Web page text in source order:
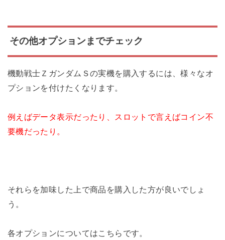
その他オプションまでチェック
機動戦士ＺガンダムＳの実機を購入するには、様々なオ
プションを付けたくなります。
例えばデータ表示だったり、スロットで言えばコイン不
要機だったり。
それらを加味した上で商品を購入した方が良いでしょ
う。
各オプションについてはこちらです。